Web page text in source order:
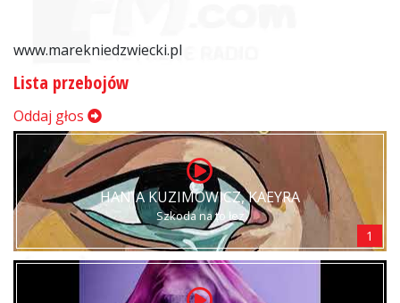
www.marekniedzwiecki.pl
Lista przebojów
Oddaj głos
HANIA KUZIMOWICZ, KAEYRA
Szkoda na to łez
1